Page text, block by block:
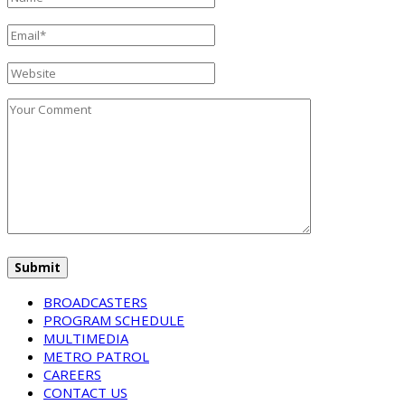
BROADCASTERS
PROGRAM SCHEDULE
MULTIMEDIA
METRO PATROL
CAREERS
CONTACT US